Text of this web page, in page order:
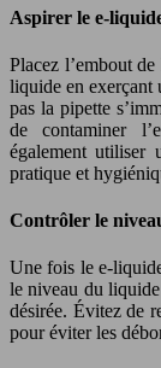
Aspirer le e-
Placez l’embout
liquide en exerçant
pas la pipette
de contaminer
également utiliser
pratique et
Contrôler le
Une fois le e-
le niveau du
désirée. Évitez de
pour éviter les